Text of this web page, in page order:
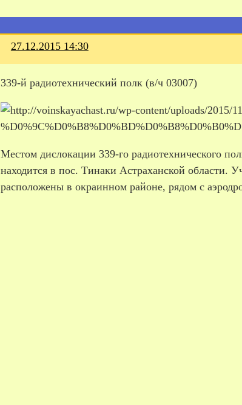
27.12.2015 14:30
339-й радиотехнический полк (в/ч 03007)
Местом дислокации 339-го радиотехнического
находится в пос. Тинаки Астраханской области.
расположены в окраинном районе, рядом с